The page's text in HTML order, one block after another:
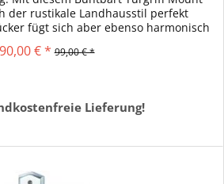
der rustikale Landhausstil perfekt
fügt sich aber ebenso harmonisch
90,00 € * 99,00 € *
Lieferung!